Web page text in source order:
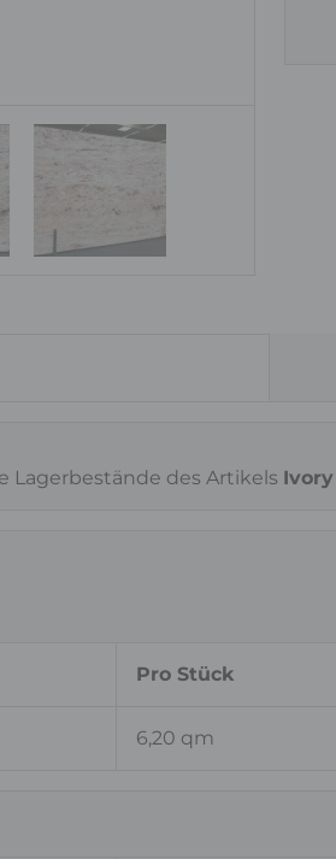
Lagerbestände des Artikels
Pro Stück
6,20 qm